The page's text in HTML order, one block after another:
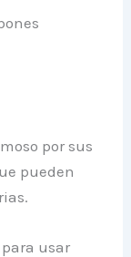
por sus
pueden
usar